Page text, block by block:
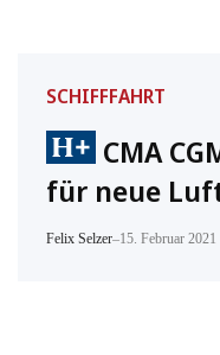
SCHIFFFAHRT
CMA
für neue
Felix Selzer–15. Februar 2021